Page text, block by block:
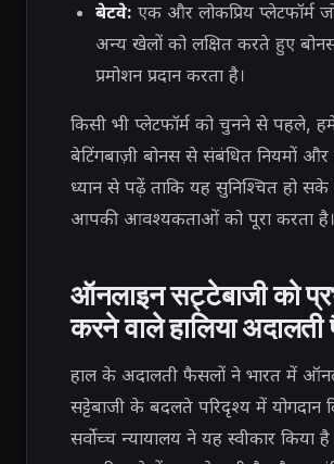
बेटवे: एक और लोकप्रिय प्लेटफॉर्म
अन्य खेलों को लक्षित करते हुए
प्रमोशन प्रदान करता है।
किसी भी प्लेटफॉर्म को चुनने से पहले,
बेटिंगबाज़ी बोनस से संबंधित नियमों और
ध्यान से पढ़ें ताकि यह सुनिश्चित हो
आपकी आवश्यकताओं को पूरा करता है।
ऑनलाइन सट्टेबाजी को
करने वाले हालिया
हाल के अदालती फैसलों ने भारत में
सट्टेबाजी के बदलते परिदृश्य में योगदान
सर्वोच्च न्यायालय ने यह स्वीकार किया